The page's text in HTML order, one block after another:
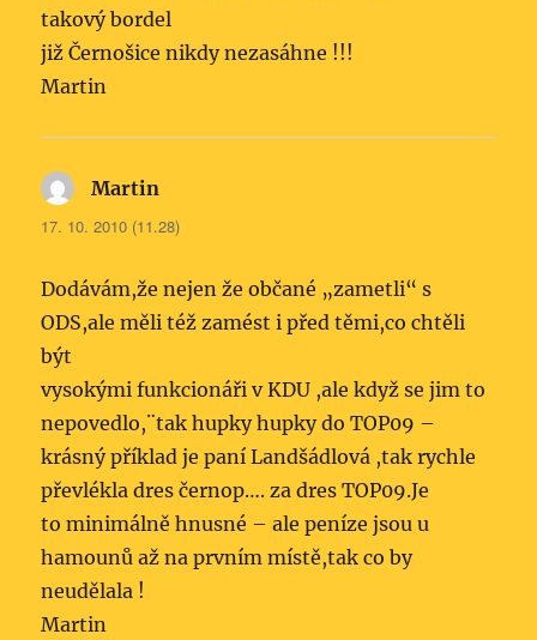
takový bordel
již Černošice nikdy nezasáhne !!!
Martin
Martin
17. 10. 2010 (11.28)
Dodávám,že nejen že občané „zametli“ s
ODS,ale měli též zamést i před těmi,co chtěli
být
vysokými funkcionáři v KDU ,ale když se jim to
nepovedlo,¨tak hupky hupky do TOP09 –
krásný příklad je paní Landšádlová ,tak rychle
převlékla dres černop…. za dres TOP09.Je
to minimálně hnusné – ale peníze jsou u
hamounů až na prvním místě,tak co by
neudělala !
Martin